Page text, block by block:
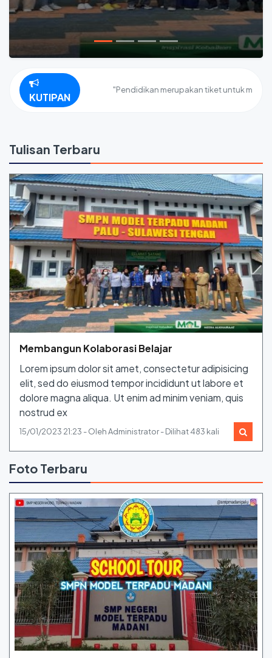
KUTIPAN
"Pendidikan merupakan tiket untuk masa
Tulisan Terbaru
Membangun Kolaborasi Belajar
Lorem ipsum dolor sit amet, consectetur adipisicing
elit, sed do eiusmod tempor incididunt ut labore et
dolore magna aliqua. Ut enim ad minim veniam, quis
nostrud ex
15/01/2023 21:23 - Oleh Administrator - Dilihat 483 kali
Foto Terbaru